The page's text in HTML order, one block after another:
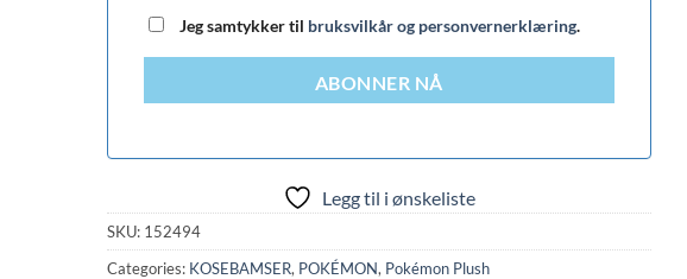
Jeg samtykker til bruksvilkår og personvernerklæring.
ABONNER NÅ
Legg til i ønskeliste
SKU: 152494
Categories: KOSEBAMSER, POKÉMON, Pokémon Plush